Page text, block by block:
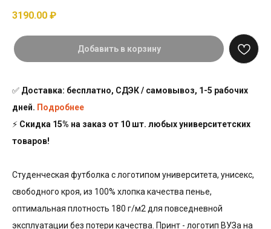
3190.00 ₽
Добавить в корзину
✅ Доставка: бесплатно, СДЭК / самовывоз, 1-5 рабочих
дней. Подробнее
⚡ Скидка 15% на заказ от 10 шт. любых университетских
товаров!
Студенческая футболка с логотипом университета, унисекс,
свободного кроя, из 100% хлопка качества пенье,
оптимальная плотность 180 г/м2 для повседневной
эксплуатации без потери качества. Принт - логотип ВУЗа на